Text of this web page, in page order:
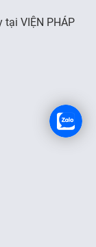
tại VIỆN PHÁP